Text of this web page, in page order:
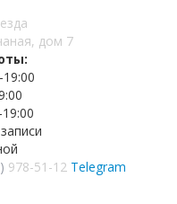
дом 7
978-51-12 Telegram